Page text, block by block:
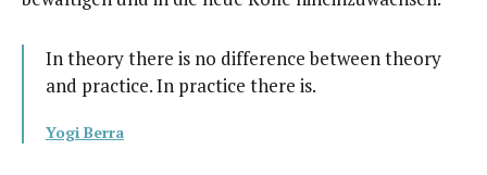
In theo­ry the­re is no dif­fe­rence bet­ween theo­ry
and prac­ti­ce. In prac­ti­ce the­re is.
Yogi Ber­ra